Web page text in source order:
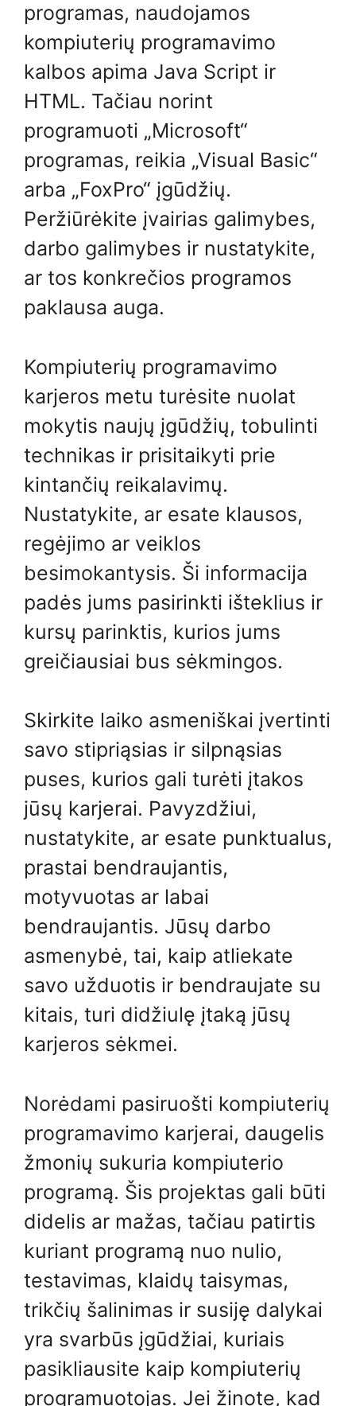
programas, naudojamos
kompiuterių programavimo
kalbos apima Java Script ir
HTML. Tačiau norint
programuoti „Microsoft“
programas, reikia „Visual Basic“
arba „FoxPro“ įgūdžių.
Peržiūrėkite įvairias galimybes,
darbo galimybes ir nustatykite,
ar tos konkrečios programos
paklausa auga.
Kompiuterių programavimo
karjeros metu turėsite nuolat
mokytis naujų įgūdžių, tobulinti
technikas ir prisitaikyti prie
kintančių reikalavimų.
Nustatykite, ar esate klausos,
regėjimo ar veiklos
besimokantysis. Ši informacija
padės jums pasirinkti išteklius ir
kursų parinktis, kurios jums
greičiausiai bus sėkmingos.
Skirkite laiko asmeniškai įvertinti
savo stipriąsias ir silpnąsias
puses, kurios gali turėti įtakos
jūsų karjerai. Pavyzdžiui,
nustatykite, ar esate punktualus,
prastai bendraujantis,
motyvuotas ar labai
bendraujantis. Jūsų darbo
asmenybė, tai, kaip atliekate
savo užduotis ir bendraujate su
kitais, turi didžiulę įtaką jūsų
karjeros sėkmei.
Norėdami pasiruošti kompiuterių
programavimo karjerai, daugelis
žmonių sukuria kompiuterio
programą. Šis projektas gali būti
didelis ar mažas, tačiau patirtis
kuriant programą nuo nulio,
testavimas, klaidų taisymas,
trikčių šalinimas ir susiję dalykai
yra svarbūs įgūdžiai, kuriais
pasikliausite kaip kompiuterių
programuotojas. Jei žinote, kad